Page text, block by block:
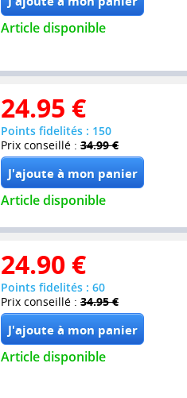
Article disponible
24.95 €
Points fidelités : 150
Prix conseillé : 34.99 €
Article disponible
24.90 €
Points fidelités : 60
Prix conseillé : 34.95 €
Article disponible